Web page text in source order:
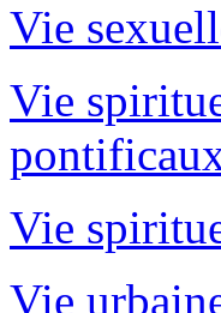
Vie
Vie
Vie
Vie